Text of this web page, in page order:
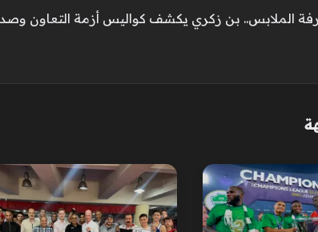
الملابس.. بن زكري يكشف كواليس أزمة التعاون